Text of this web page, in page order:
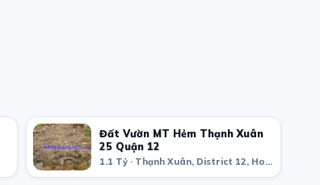
Đất Vườn MT Hẻm Thạnh Xuân
25 Quận 12
1.1 Tỷ · Thạnh Xuân, District 12, Ho Chi Minh City, Vietnam